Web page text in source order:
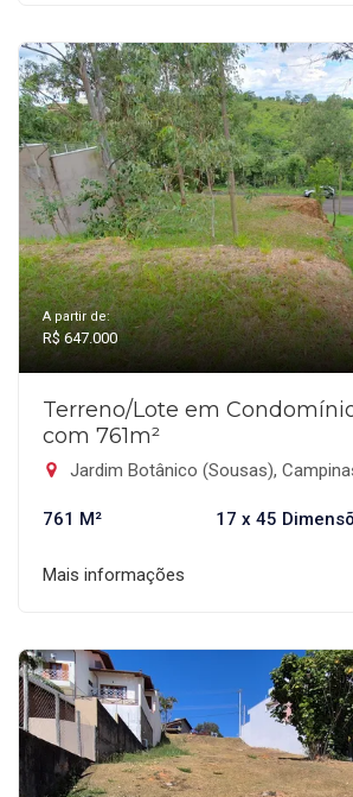
A partir de:
R$ 647.000
Terreno/Lote em
com 761m²
Jardim Botânico (Sousas),
761 M² 17 x 45
Mais informações